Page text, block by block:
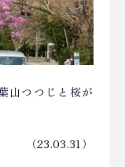
山つつじと桜が
（23.03.31）